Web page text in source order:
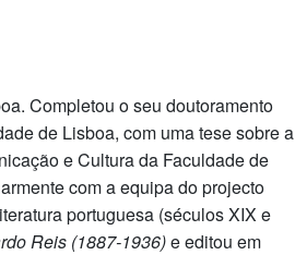
Completou o seu doutoramento
de Lisboa, com uma tese sobre a
e Cultura da Faculdade de
com a equipa do projecto
portuguesa (séculos XIX e
Reis (1887-1936)e editou em